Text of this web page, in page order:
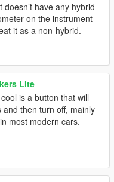
doesn’t have any hybrid
on the instrument
it as a non-hybrid.
Lite
is a button that will
then turn off, mainly
most modern cars.